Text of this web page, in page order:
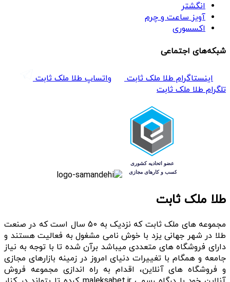
انگشتر
آویز ساعت و چرم
اکسسوری
شبکه‌های اجتماعی
اینستاگرام طلا ملک ثابت
واتساپ طلا ملک ثابت
تلگرام طلا ملک ثابت
طلا ملک ثابت
مجموعه های ملک ثابت که نزدیک به 50 سال است که در صنعت
طلا در شهر جهانی یزد با خوش نامی مشغول به فعالیت هستند و
دارای فروشگاه های متعددی میباشد برآن شده تا با توجه به نیاز
جامعه و همگام با تغییرات دنیای امروز در زمینه بازارهای مجازی
و فروشگاه های آنلاین، اقدام به راه اندازی مجموعه فروش